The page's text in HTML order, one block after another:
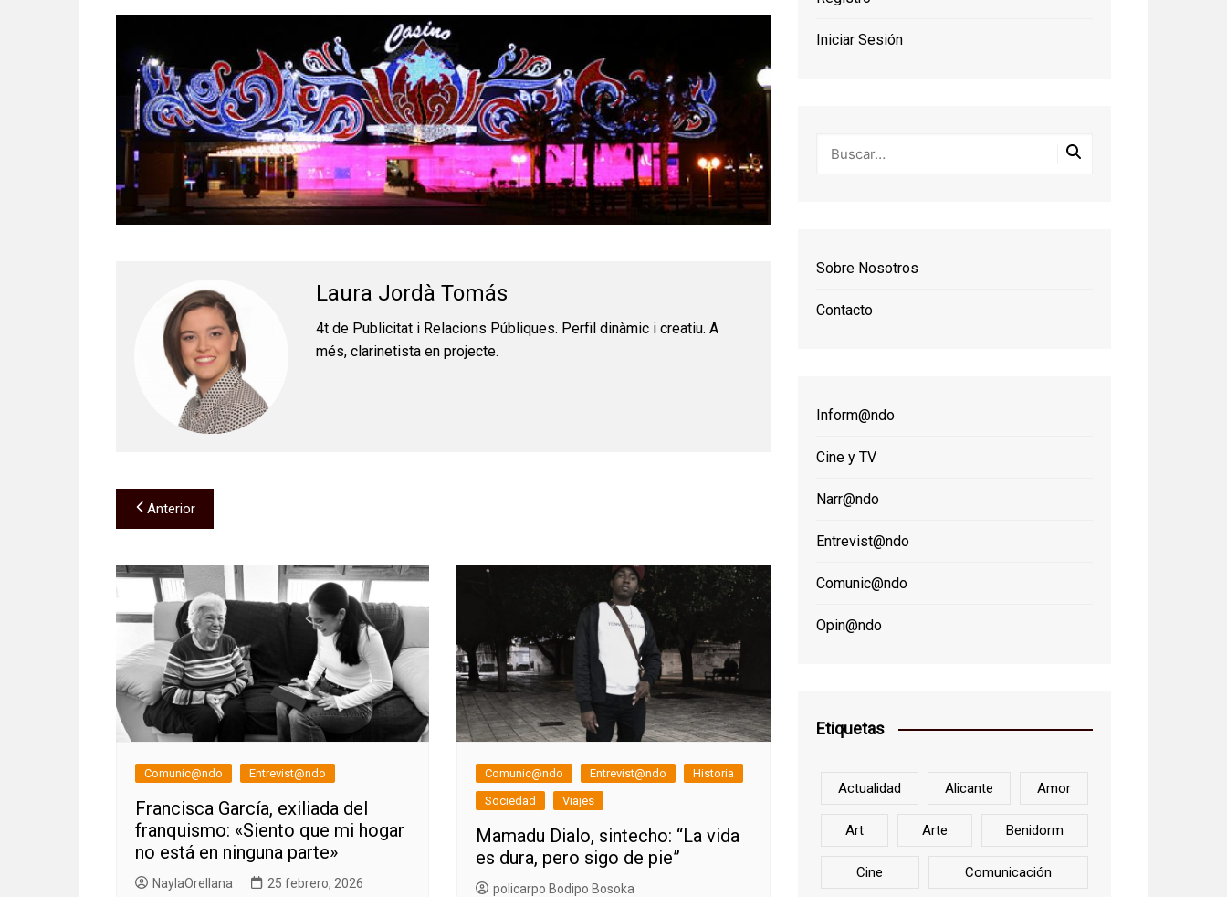
Laura Jordà Tomás
4t de Publicitat i Relacions Públiques. Perfil dinàmic i creatiu. A
més, clarinetista en projecte.
Navegación
de
entradas
Anterior
Comunic@ndo Entrevist@ndo
Francisca García, exiliada del
franquismo: «Siento que mi hogar
no está en ninguna parte»
NaylaOrellana
25 febrero, 2026
Comunic@ndo Entrevist@ndo
Historia
Sociedad
Viajes
Mamadu Dialo, sintecho: “La vida
es dura, pero sigo de pie”
policarpo Bodipo Bosoka
Iniciar Sesión
Sobre Nosotros
Contacto
Inform@ndo
Cine y TV
Narr@ndo
Entrevist@ndo
Comunic@ndo
Opin@ndo
Etiquetas
Actualidad Alicante Amor
Art Arte Benidorm
Cine Comunicación